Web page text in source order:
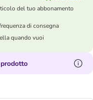
del tuo abbonamento
di consegna
quando vuoi